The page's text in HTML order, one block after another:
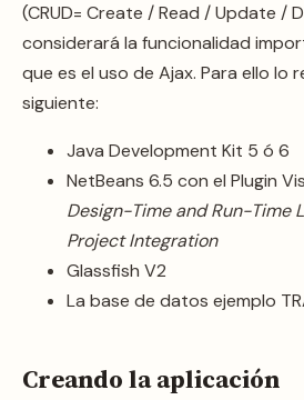
(CRUD= Create / Read / Update /
considerará la funcionalidad
que es el uso de Ajax. Para ello lo
siguiente:
Java Development Kit 5 ó 6
NetBeans 6.5 con el Plugin
Design-Time and Run-Time
Project Integration
Glassfish V2
La base de datos ejemplo
Creando la aplicación